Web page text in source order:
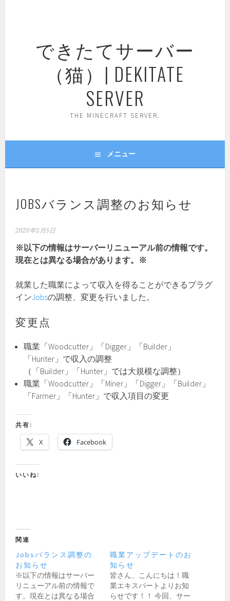
できたてサーバー
（猫）| DEKITATE
SERVER
THE MINECRAFT SERVER.
メニュー
JOBSバランス調整のお知らせ
2020年5月5日
※以下の情報はサーバーリニューアル前の情報です。
現在とは異なる場合があります。※
就業した職業によって収入を得ることができるプラグ
インJobsの調整、変更を行いました。
変更点
職業「Woodcutter」「Digger」「Builder」
「Hunter」で収入の調整
（「Builder」「Hunter」では大規模な調整）
職業「Woodcutter」「Miner」「Digger」「Builder」
「Farmer」「Hunter」で収入項目の変更
共有:
X Facebook
いいね:
関連
Jobsバランス調整の
お知らせ
※以下の情報はサーバー
リニューアル前の情報で
す。現在とは異なる場合
職業アップデートのお
知らせ
皆さん、こんにちは！職
業エキスパートよりお知
らせです！！ 今回、サー